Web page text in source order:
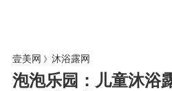
壹美网 》 沐浴露网
泡泡乐园：儿童沐浴